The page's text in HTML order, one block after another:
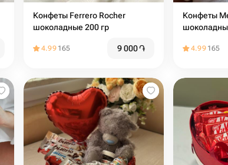
Конфеты Ferrero Rocher
шоколадные 200 гр
4.99 165 9 000֏
Конфеты
4.99 165